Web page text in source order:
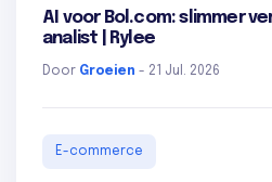
AI voor Bol.com: slimmer
analist | Rylee
Door Groeien - 21 Jul. 2026
E-commerce